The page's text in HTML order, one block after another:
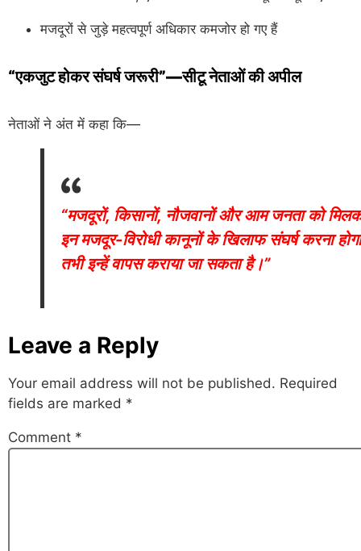
मजदूरों से जुड़े महत्वपूर्ण अधिकार कमजोर हो गए हैं
“एकजुट होकर संघर्ष जरूरी”—सीटू नेताओं की अपील
नेताओं ने अंत में कहा कि—
“मजदूरों, किसानों, नौजवानों और आम जनता को
इन मजदूर-विरोधी कानूनों के खिलाफ संघर्ष करना
तभी इन्हें वापस कराया जा सकता है।”
Leave a Reply
Your email address will not be published. Required
fields are marked *
Comment *